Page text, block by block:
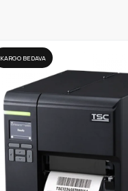
KARGO BEDAVA